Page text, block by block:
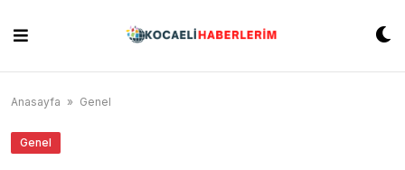
content
Anasayfa » Genel
Genel